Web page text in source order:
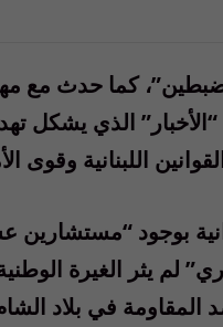
كما حدث مع
الذي يشكل
اللبنانية وقوى
بوجود “مستشارين
لم يثر الغيرة
المقاومة في بلاد